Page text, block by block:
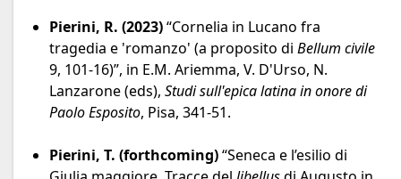
Pierini, R. (2023)“Cornelia in Lucano fra
tragedia e 'romanzo' (a proposito di Bellum civile
9, 101-16)”, in E.M. Ariemma, V. D'Urso, N.
Lanzarone (eds), Studi sull'epica latina in onore di
Paolo Esposito, Pisa, 341-51.
Pierini, T. (forthcoming)“Seneca e l’esilio di